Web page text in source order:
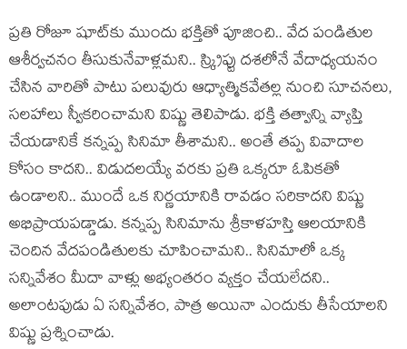
ప్ర‌తి రోజూ షూట్‌కు ముందు భ‌క్తితో పూజించి.. వేద పండితుల
ఆశీర్వ‌చ‌నం తీసుకునేవాళ్ల‌మ‌ని.. స్క్రిప్టు ద‌శ‌లోనే వేదాధ్య‌య‌నం
చేసిన వారితో పాటు ప‌లువురు ఆధ్యాత్మిక‌వేతల్ల నుంచి సూచ‌న‌లు,
స‌ల‌హాలు స్వీక‌రించామ‌ని విష్ణు తెలిపాడు. భ‌క్తి త‌త్వాన్ని వ్యాప్తి
చేయ‌డానికే క‌న్న‌ప్ప సినిమా తీశామ‌ని.. అంతే త‌ప్ప వివాదాల
కోసం కాద‌ని.. విడుద‌ల‌య్యే వ‌ర‌కు ప్ర‌తి ఒక్క‌రూ ఓపిక‌తో
ఉండాల‌ని.. ముందే ఒక నిర్ణ‌యానికి రావ‌డం స‌రికాద‌ని విష్ణు
అభిప్రాయ‌ప‌డ్డాడు. క‌న్న‌ప్ప సినిమాను శ్రీకాళ‌హ‌స్తి ఆల‌యానికి
చెందిన వేద‌పండితుల‌కు చూపించామ‌ని.. సినిమాలో ఒక్క
స‌న్నివేశం మీదా వాళ్లు అభ్యంత‌రం వ్య‌క్తం చేయ‌లేద‌ని..
అలాంట‌పుడు ఏ స‌న్నివేశం, పాత్ర అయినా ఎందుకు తీసేయాల‌ని
విష్ణు ప్ర‌శ్నించాడు.